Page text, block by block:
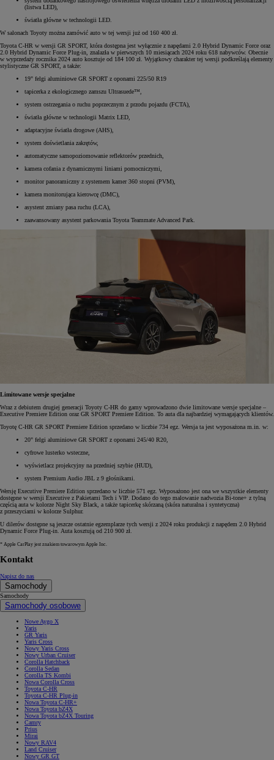
(listwa LED),
światła główne w technologii LED.
W salonach Toyoty można zamówić auto w tej wersji już od 160 400 zł.
Toyota C-HR w wersji GR SPORT, która dostępna jest wyłącznie z napędami 2.0 Hybrid Dynamic Force oraz
2.0 Hybrid Dynamic Force Plug-in, znalazła w pierwszych 10 miesiącach 2024 roku 618 nabywców. Obecnie
w wyprzedaży rocznika 2024 auto kosztuje od 184 100 zł. Wyjątkowy charakter tej wersji podkreślają elementy
stylistyczne GR SPORT, a także:
19" felgi aluminiowe GR SPORT z oponami 225/50 R19
tapicerka z ekologicznego zamszu Ultrasuede™,
system ostrzegania o ruchu poprzecznym z przodu pojazdu (FCTA),
światła główne w technologii Matrix LED,
adaptacyjne światła drogowe (AHS),
system doświetlania zakrętów,
automatyczne samopoziomowanie reflektorów przednich,
kamera cofania z dynamicznymi liniami pomocniczymi,
monitor panoramiczny z systemem kamer 360 stopni (PVM),
kamera monitorująca kierowcę (DMC),
asystent zmiany pasa ruchu (LCA),
zaawansowany asystent parkowania Toyota Teammate Advanced Park.
Limitowane wersje specjalne
Wraz z debiutem drugiej generacji Toyoty C-HR do gamy wprowadzono dwie limitowane wersje specjalne –
Executive Premiere Edition oraz GR SPORT Premiere Edition. To auta dla najbardziej wymagających klientów.
Toyotę C-HR GR SPORT Premiere Edition sprzedano w liczbie 734 egz. Wersja ta jest wyposażona m.in. w:
20" felgi aluminiowe GR SPORT z oponami 245/40 R20,
cyfrowe lusterko wsteczne,
wyświetlacz projekcyjny na przedniej szybie (HUD),
system Premium Audio JBL z 9 głośnikami.
Wersję Executive Premiere Edition sprzedano w liczbie 571 egz. Wyposażono jest ona we wszystkie elementy
dostępne w wersji Executive z Pakietami Tech i VIP. Dodano do tego malowanie nadwozia Bi-tone+ z tylną
częścią auta w kolorze Night Sky Black, a także tapicerkę skórzaną (skóra naturalna i syntetyczna)
z przeszyciami w kolorze Sulphur.
U dilerów dostępne są jeszcze ostatnie egzemplarze tych wersji z 2024 roku produkcji z napędem 2.0 Hybrid
Dynamic Force Plug-in. Auta kosztują od 210 900 zł.
* Apple CarPlay jest znakiem towarowym Apple Inc.
Kontakt
Napisz do nas
Samochody
Samochody
Samochody osobowe
Nowe Aygo X
Yaris
GR Yaris
Yaris Cross
Nowy Yaris Cross
Nowy Urban Cruiser
Corolla Hatchback
Corolla Sedan
Corolla TS Kombi
Nowa Corolla Cross
Toyota C-HR
Toyota C-HR Plug-in
Nowa Toyota C-HR+
Nowa Toyota bZ4X
Nowa Toyota bZ4X Touring
Camry
Prius
Mirai
Nowy RAV4
Land Cruiser
Nowy GR GT